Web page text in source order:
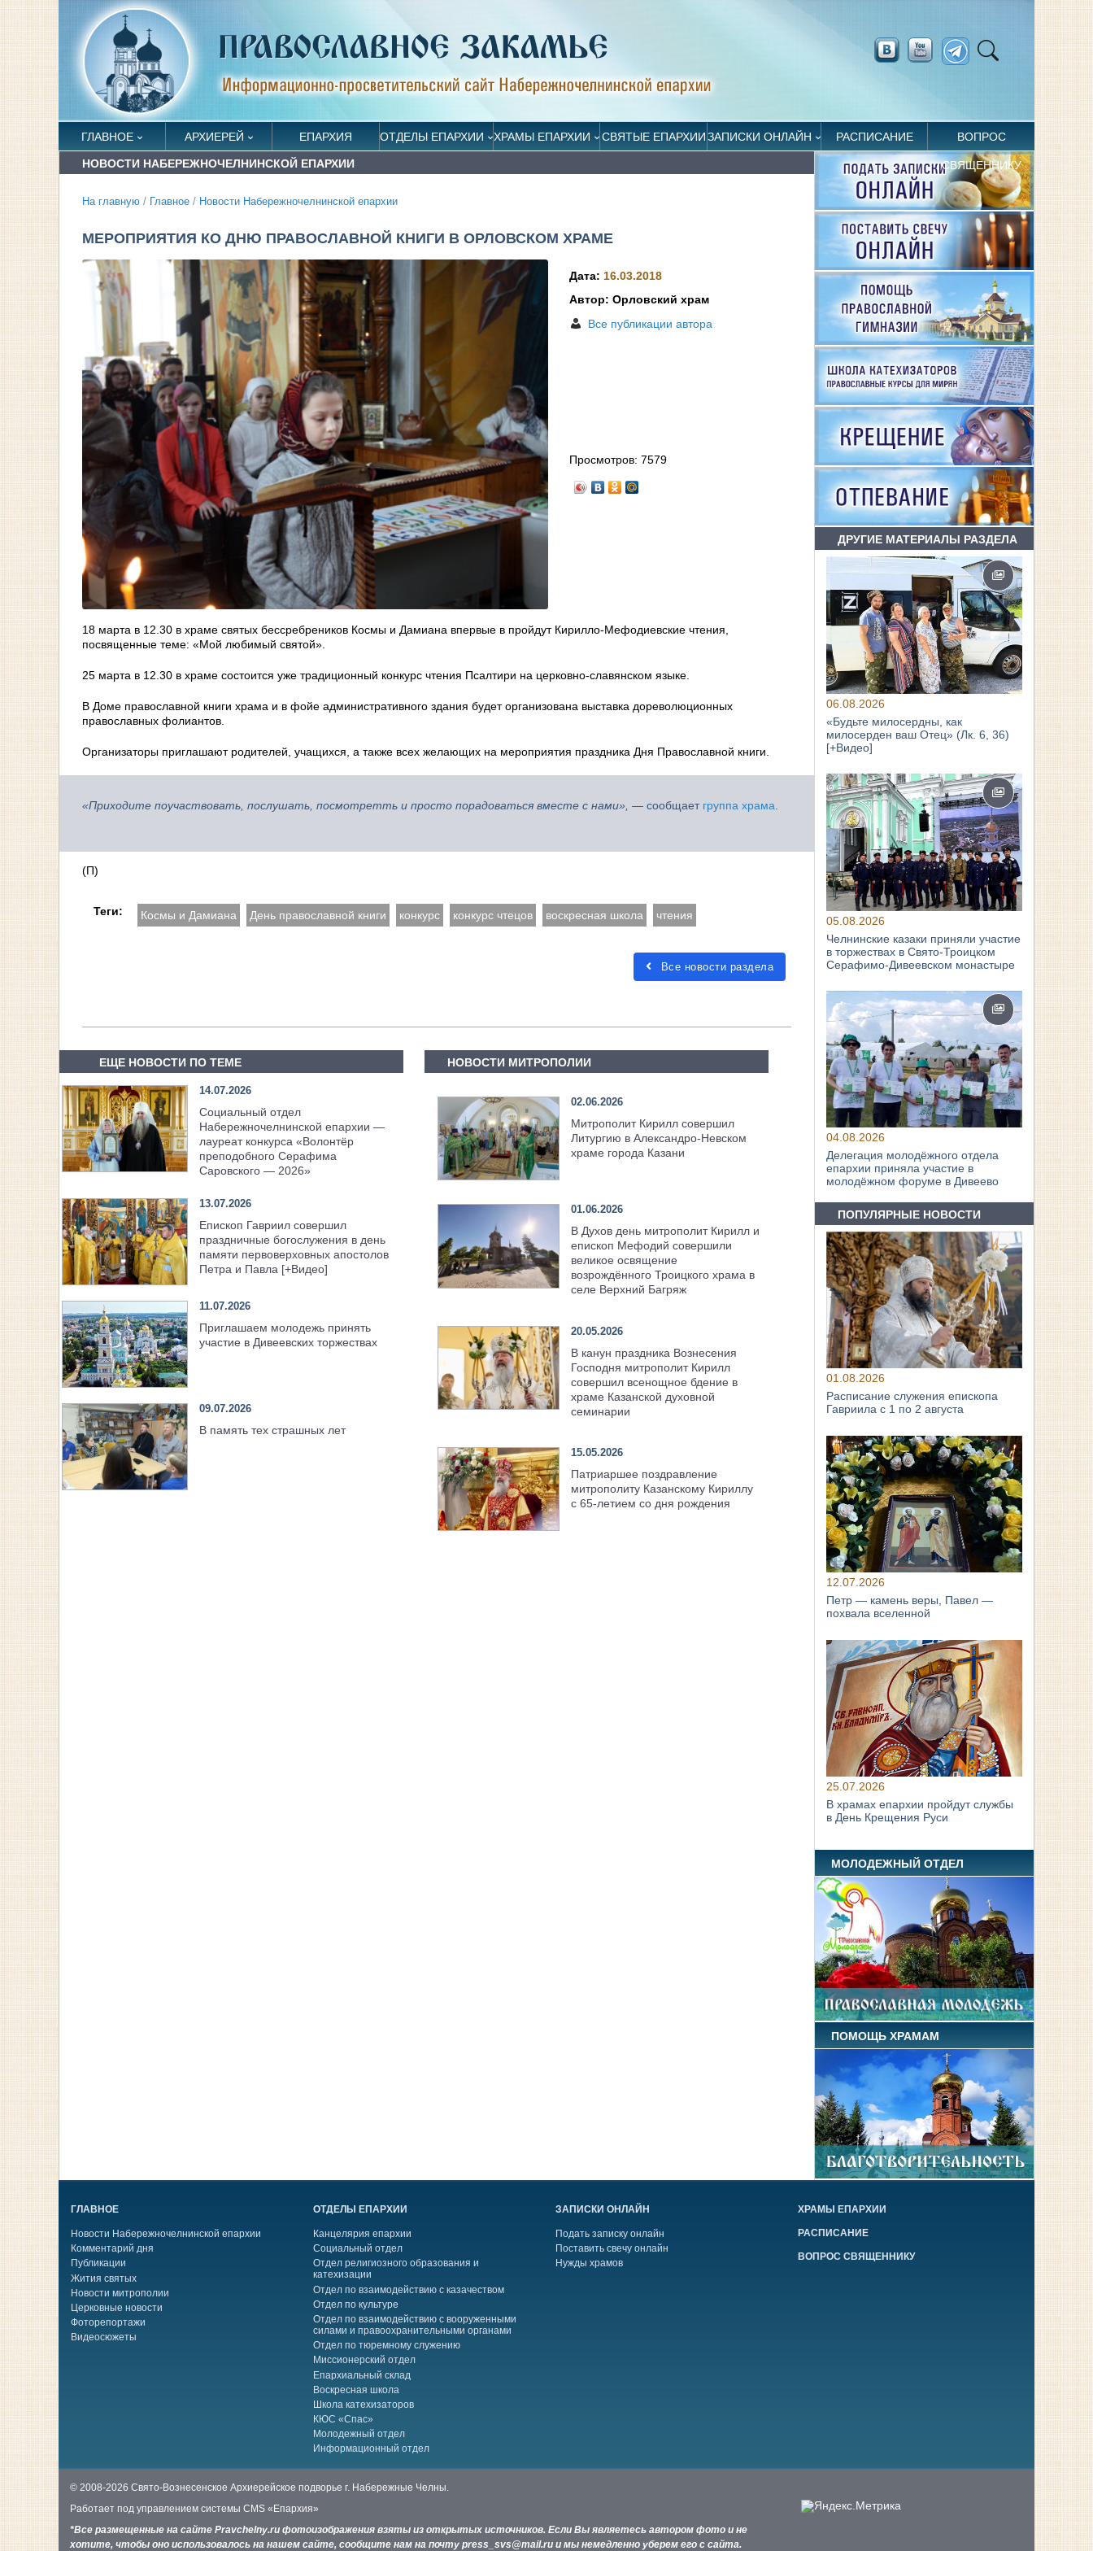
ГЛАВНОЕ АРХИЕРЕЙ ЕПАРХИЯ ОТДЕЛЫ ЕПАРХИИ ХРАМЫ ЕПАРХИИ СВЯТЫЕ ЕПАРХИИЗАПИСКИ ОНЛАЙН РАСПИСАНИЕ ВОПРОС
СВЯЩЕННИКУ
НОВОСТИ НАБЕРЕЖНОЧЕЛНИНСКОЙ ЕПАРХИИ
На главную / Главное / Новости Набережночелнинской епархии
МЕРОПРИЯТИЯ КО ДНЮ ПРАВОСЛАВНОЙ КНИГИ В ОРЛОВСКОМ ХРАМЕ
Дата: 16.03.2018
Автор: Орловский храм
Все публикации автора
Просмотров:7579
18 марта в 12.30 в храме святых бессребреников Космы и Дамиана впервые в пройдут Кирилло-Мефодиевские чтения,
посвященные теме: «Мой любимый святой».
25 марта в 12.30 в храме состоится уже традиционный конкурс чтения Псалтири на церковно-славянском языке.
В Доме православной книги храма и в фойе административного здания будет организована выставка дореволюционных
православных фолиантов.
Организаторы приглашают родителей, учащихся, а также всех желающих на мероприятия праздника Дня Православной книги.
«Приходите поучаствовать, послушать, посмотретть и просто порадоваться вместе с нами», — сообщает группа храма.
(П)
Теги: Космы и Дамиана День православной книги конкурс конкурс чтецов воскресная школа чтения
Все новости раздела
ЕЩЕ НОВОСТИ ПО ТЕМЕ
14.07.2026
Социальный отдел
Набережночелнинской епархии —
лауреат конкурса «Волонтёр
преподобного Серафима
Саровского — 2026»
13.07.2026
Епископ Гавриил совершил
праздничные богослужения в день
памяти первоверховных апостолов
Петра и Павла [+Видео]
11.07.2026
Приглашаем молодежь принять
участие в Дивеевских торжествах
09.07.2026
В память тех страшных лет
НОВОСТИ МИТРОПОЛИИ
02.06.2026
Митрополит Кирилл совершил
Литургию в Александро-Невском
храме города Казани
01.06.2026
В Духов день митрополит Кирилл и
епископ Мефодий совершили
великое освящение
возрождённого Троицкого храма в
селе Верхний Багряж
20.05.2026
В канун праздника Вознесения
Господня митрополит Кирилл
совершил всенощное бдение в
храме Казанской духовной
семинарии
15.05.2026
Патриаршее поздравление
митрополиту Казанскому Кириллу
с 65-летием со дня рождения
ДРУГИЕ МАТЕРИАЛЫ РАЗДЕЛА
06.08.2026
«Будьте милосердны, как
милосерден ваш Отец» (Лк. 6, 36)
[+Видео]
05.08.2026
Челнинские казаки приняли участие
в торжествах в Свято‑Троицком
Серафимо‑Дивеевском монастыре
04.08.2026
Делегация молодёжного отдела
епархии приняла участие в
молодёжном форуме в Дивеево
ПОПУЛЯРНЫЕ НОВОСТИ
01.08.2026
Расписание служения епископа
Гавриила с 1 по 2 августа
12.07.2026
Петр — камень веры, Павел —
похвала вселенной
25.07.2026
В храмах епархии пройдут службы
в День Крещения Руси
МОЛОДЕЖНЫЙ ОТДЕЛ
ПОМОЩЬ ХРАМАМ
ГЛАВНОЕ
Новости Набережночелнинской епархии
Комментарий дня
Публикации
Жития святых
Новости митрополии
Церковные новости
Фоторепортажи
Видеосюжеты
ОТДЕЛЫ ЕПАРХИИ
Канцелярия епархии
Социальный отдел
Отдел религиозного образования и
катехизации
Отдел по взаимодействию с казачеством
Отдел по культуре
Отдел по взаимодействию с вооруженными
силами и правоохранительными органами
Отдел по тюремному служению
Миссионерский отдел
Епархиальный склад
Воскресная школа
Школа катехизаторов
КЮС «Спас»
Молодежный отдел
Информационный отдел
ЗАПИСКИ ОНЛАЙН
Подать записку онлайн
Поставить свечу онлайн
Нужды храмов
ХРАМЫ ЕПАРХИИ
РАСПИСАНИЕ
ВОПРОС СВЯЩЕННИКУ
© 2008-2026 Свято-Вознесенское Архиерейское подворье г. Набережные Челны.
Работает под управлением системы CMS «Епархия»
*Все размещенные на сайте Pravchelny.ru фотоизображения взяты из открытых источников. Если Вы являетесь автором фото и не
хотите, чтобы оно использовалось на нашем сайте, сообщите нам на почту press_svs@mail.ru и мы немедленно уберем его с сайта.